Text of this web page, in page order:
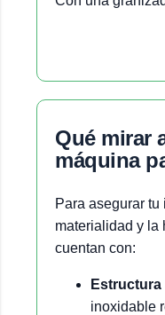
qué mirar antes de comprar una
máquina
Para asegurar
materialidad y la
cuentan con:
inoxidable